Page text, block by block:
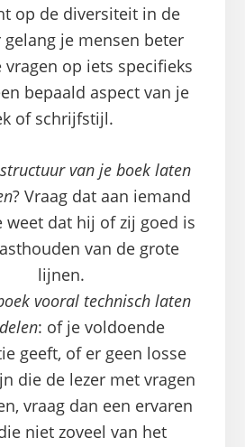
op de diversiteit in de
gelang je mensen beter
vragen op iets specifieks
bepaald aspect van je
of schrijfstijl.
van je boek laten
? Vraag dat aan iemand
weet dat hij of zij goed is
van de grote
lijnen.
vooral technisch laten
: of je voldoende
geeft, of er geen losse
die de lezer met vragen
vraag dan een ervaren
niet zoveel van het